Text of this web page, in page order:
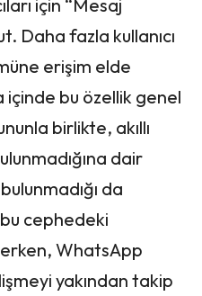
için “Mesaj
Daha fazla kullanıcı
erişim elde
bu özellik genel
birlikte, akıllı
dair
da
cephedeki
WhatsApp
yakından takip